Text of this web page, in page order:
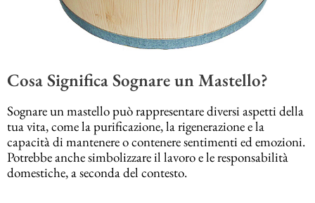
Cosa Significa Sognare un Mastello?
Sognare un mastello può rappresentare diversi aspetti della
tua vita, come la purificazione, la rigenerazione e la
capacità di mantenere o contenere sentimenti ed emozioni.
Potrebbe anche simbolizzare il lavoro e le responsabilità
domestiche, a seconda del contesto.